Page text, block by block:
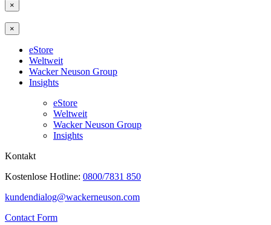
×
×
eStore
Weltweit
Wacker Neuson Group
Insights
eStore
Weltweit
Wacker Neuson Group
Insights
Kontakt
Kostenlose Hotline: 0800/7831 850
kundendialog@wackerneuson.com
Contact Form